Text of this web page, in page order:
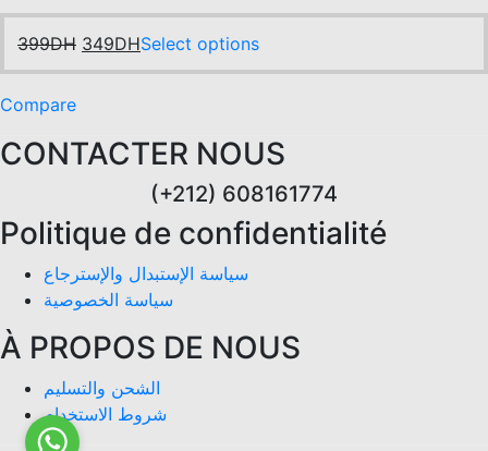
399DH Original
price
349DHCurrent
price
Select optionsThis
product
variants.
The
options
may
be
product
Compare
CONTACTER NOUS
(+212) 608161774
Politique de confidentialité
سياسة الإستبدال والإسترجاع
سياسة الخصوصية
À PROPOS DE NOUS
الشحن والتسليم
شروط الاستخدام